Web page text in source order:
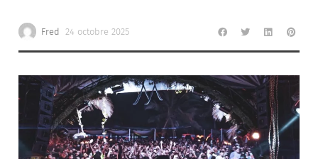
Fred 24 octobre 2025